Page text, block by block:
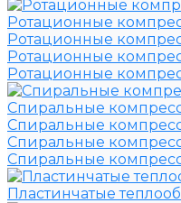
Ротационные
Ротационные
Ротационные
Ротационные
Спиральные
Спиральные
Спиральные
Спиральные
Пластинчатые